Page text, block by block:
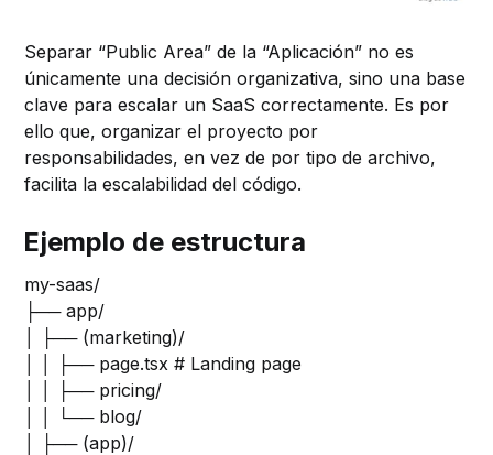
Separar “Public Area” de la “Aplicación” no es
únicamente una decisión organizativa, sino una base
clave para escalar un SaaS correctamente. Es por
ello que, organizar el proyecto por
responsabilidades, en vez de por tipo de archivo,
facilita la escalabilidad del código.
Ejemplo de estructura
my-saas/
├── app/
│ ├── (marketing)/
│ │ ├── page.tsx # Landing page
│ │ ├── pricing/
│ │ └── blog/
│ ├── (app)/